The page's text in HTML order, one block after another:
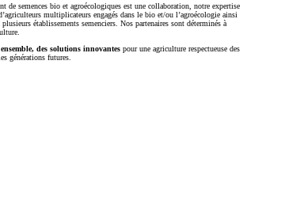
de semences bio et agroécologiques est une collaboration, notre expertise
multiplicateurs engagés dans le bio et/ou l’agroécologie ainsi
établissements semenciers. Nos partenaires sont déterminés à
des solutions innovantespour une agriculture respectueuse des
générations futures.